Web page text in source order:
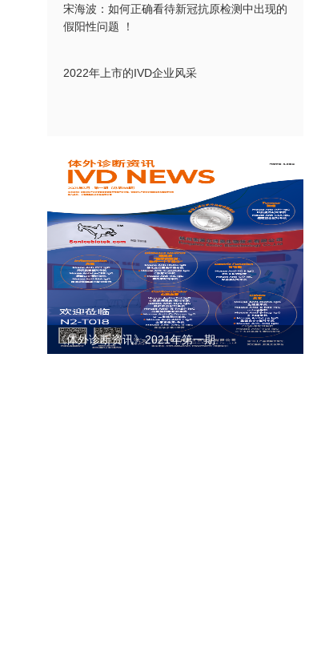
宋海波：如何正确看待新冠抗原检测中出现的
假阳性问题 ！
2022年上市的IVD企业风采
《体外诊断资讯》2020年第四期